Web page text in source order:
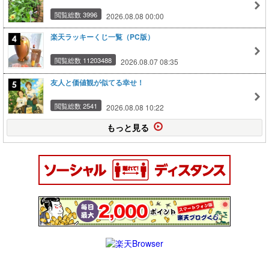
閲覧総数 3996 2026.08.08 00:00
楽天ラッキーくじ一覧（PC版）
閲覧総数 11203488 2026.08.07 08:35
友人と価値観が似てる幸せ！
閲覧総数 2541 2026.08.08 10:22
もっと見る